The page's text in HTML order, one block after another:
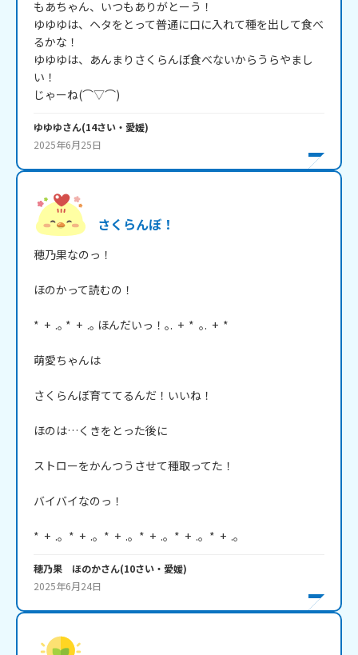
もあちゃん、いつもありがとーう！
ゆゆゆは、ヘタをとって普通に口に入れて種を出して食べ
るかな！
ゆゆゆは、あんまりさくらんぼ食べないからうらやまし
い！
じゃーね(⌒▽⌒)
ゆゆゆさん(14さい・ 愛媛)
2025年6月25日
さくらんぼ！
穂乃果なのっ！
ほのかって読むの！
*  +  .｡ *  +  .｡ ほんだいっ！｡.  +  *  ｡.  +  *
萌愛ちゃんは
さくらんぼ育ててるんだ！いいね！
ほのは…くきをとった後に
ストローをかんつうさせて種取ってた！
バイバイなのっ！
*  +  .。*  +  .。*  +  .。*  +  .。*  +  .。*  +  .。
穂乃果 ほのかさん(10さい・ 愛媛)
2025年6月24日